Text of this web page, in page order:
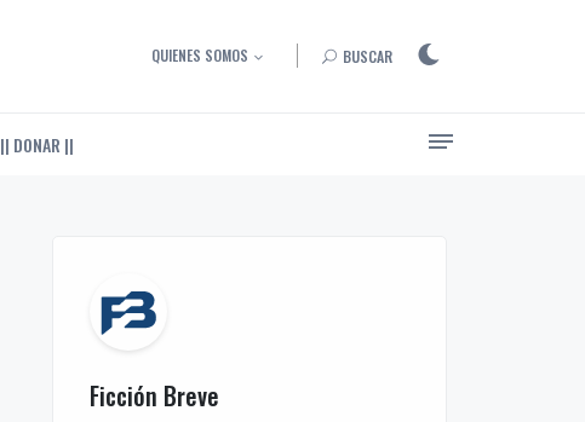
QUIENES SOMOS BUSCAR
|| DONAR ||
Ficción Breve